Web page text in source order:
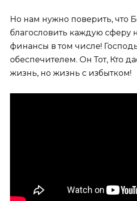
Но нам нужно поверить, что
благословить каждую сферу
финансы в том числе!
обеспечителем. Он Тот, Кто
жизнь, но жизнь с избытком!